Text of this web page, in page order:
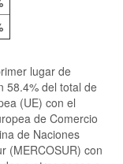
lugar de
58.4% del total de
(UE) con el
de Comercio
de Naciones
(MERCOSUR) con